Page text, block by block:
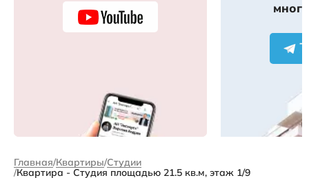
Главная Квартиры Студии
Квартира - Студия площадью 21.5 кв.м, этаж 1/9